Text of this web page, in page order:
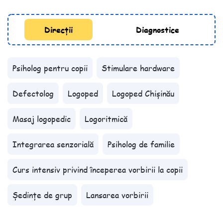
Direcții Diagnostice
Psiholog pentru copii Stimulare hardware
Defectolog Logoped Logoped Chișinău
Masaj logopedic Logoritmică
Integrarea senzorială Psiholog de familie
Curs intensiv privind începerea vorbirii la copii
Ședințe de grup Lansarea vorbirii